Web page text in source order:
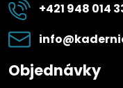
+421 948 014
Objednávky